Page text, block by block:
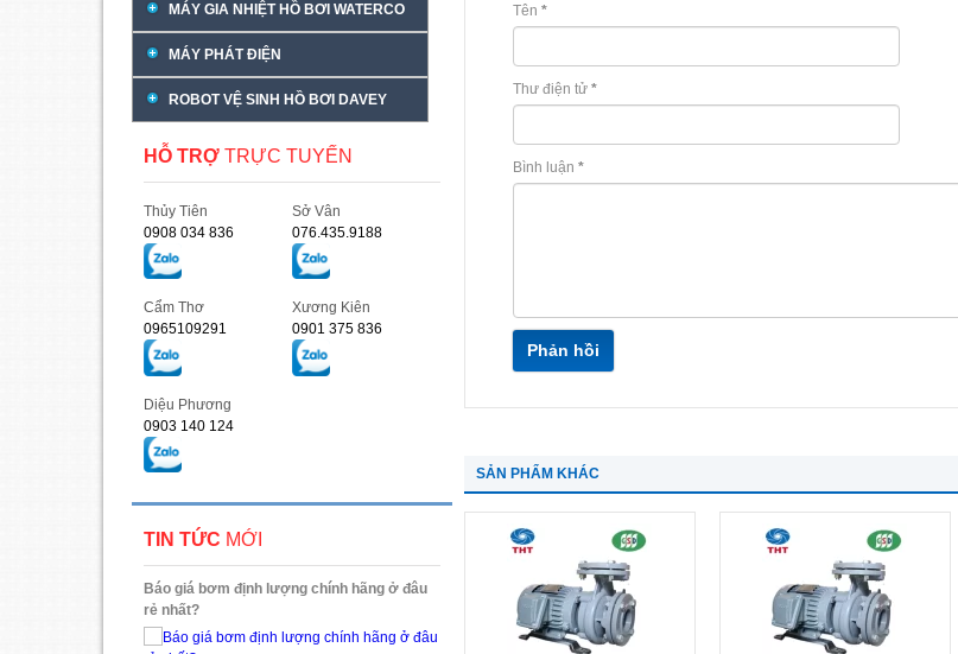
MÁY GIA NHIỆT HỒ BƠI WATERCO
MÁY PHÁT ĐIỆN
ROBOT VỆ SINH HỒ BƠI DAVEY
HỖ TRỢ TRỰC TUYẾN
Thủy Tiên
0908 034 836
Sở Vân
076.435.9188
Cẩm Thơ
0965109291
Xương Kiên
0901 375 836
Diệu Phương
0903 140 124
TIN TỨC MỚI
Báo giá bơm định lượng chính hãng ở đâu
rẻ nhất?
Tên *
Thư điện tử *
Bình luận *
Phản hồi
SẢN PHẨM KHÁC